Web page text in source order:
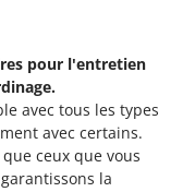
pour l'entretien
avec tous les types
avec certains.
ceux que vous
la